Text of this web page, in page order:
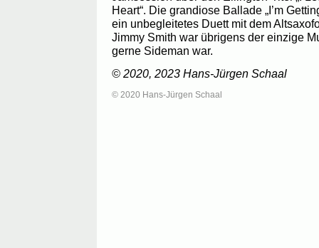
Heart“. Die grandiose Ballade „I’m
ein unbegleitetes Duett mit dem
Jimmy Smith war übrigens der einzige
gerne Sideman war.
© 2020, 2023 Hans-Jürgen Schaal
© 2020 Hans-Jürgen Schaal